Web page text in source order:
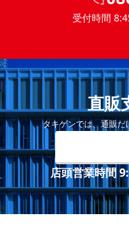
受付時間
直販
タキゲンでは、通販
店頭営業時間